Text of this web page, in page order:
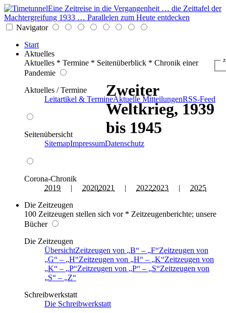
Eine Zeitreise in die Vergangenheit … die Zeittafel der
Machtergreifung 1933 … Parallelen zum Heute entdecken
Navigator
Start
Aktuelles
Aktuelles * Termine * Seitenüberblick * Chronik einer
Pandemie
Aktuelles / Termine
Leitartikel & TermineAktuelle MitteilungenRSS-Feed
Seitenübersicht
SitemapImpressumDatenschutz
Corona-Chronik
2019 | 20202021 | 20222023 | 2025
Die Zeitzeugen
100 Zeitzeugen stellen sich vor * Zeitzeugenberichte; unsere
Bücher
Die Zeitzeugen
ÜbersichtZeitzeugen von B – F Zeitzeugen von
G
– H Zeitzeugen von H – K Zeitzeugen von
K
– P Zeitzeugen von P – S Zeitzeugen von
S
–
Z
Schreibwerkstatt
Die Schreibwerkstatt
Zweiter
Weltkrieg, 1939
bis 1945